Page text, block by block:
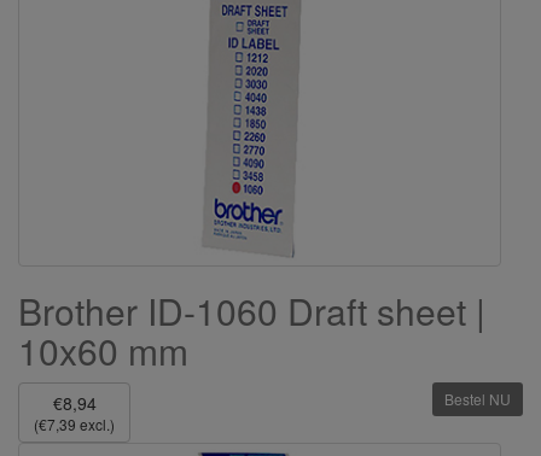
Brother ID-1060 Draft sheet |
10x60 mm
€8,94
(€7,39 excl.)
Bestel NU